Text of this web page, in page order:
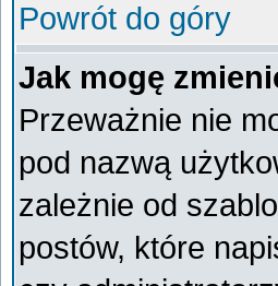
Powrót do góry
Jak mogę
Przeważnie nie
pod nazwą
zależnie od
postów, które